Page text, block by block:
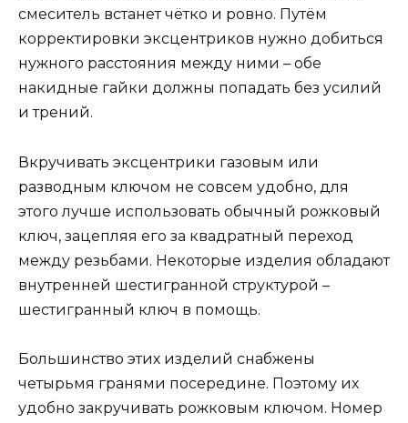
смеситель встанет чётко и ровно. Путём
корректировки эксцентриков нужно добиться
нужного расстояния между ними – обе
накидные гайки должны попадать без усилий
и трений.
Вкручивать эксцентрики газовым или
разводным ключом не совсем удобно, для
этого лучше использовать обычный рожковый
ключ, зацепляя его за квадратный переход
между резьбами. Некоторые изделия обладают
внутренней шестигранной структурой –
шестигранный ключ в помощь.
Большинство этих изделий снабжены
четырьмя гранями посередине. Поэтому их
удобно закручивать рожковым ключом. Номер